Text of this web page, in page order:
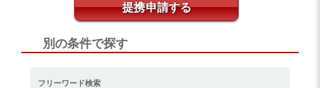
提携申請する
別の条件で探す
フリーワード検索